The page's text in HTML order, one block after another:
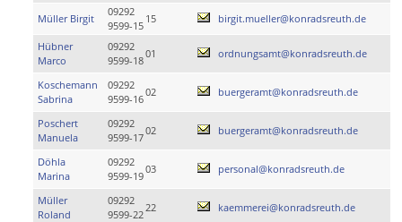
Müller Birgit
09292
9599-15
15 birgit.mueller@konradsreuth.de
Hübner
Marco
09292
9599-18
01 ordnungsamt@konradsreuth.de
Koschemann
Sabrina
09292
9599-16
02 buergeramt@konradsreuth.de
Poschert
Manuela
09292
9599-17
02 buergeramt@konradsreuth.de
Döhla
Marina
09292
9599-19
03 personal@konradsreuth.de
Müller
Roland
09292
9599-22
22 kaemmerei@konradsreuth.de